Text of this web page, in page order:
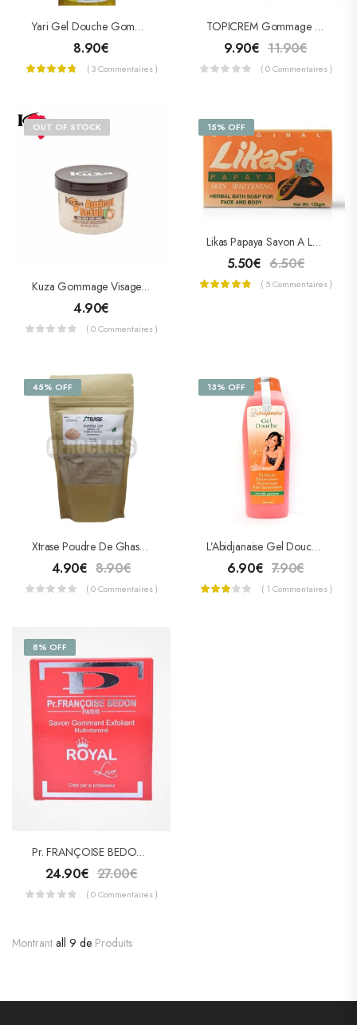
Yari Gel Douche Gommant Exfoliant Gluta / Limon 1000 Ml
8.90€
( 3 Commentaires )
TOPICREM Gommage Douceur 200ml
9.90€ 11.90€
( 0 Commentaires )
OUT OF STOCK
Kuza Gommage Visage & Corps Abricot (Scrub) 227g
4.90€
( 0 Commentaires )
15% OFF
Likas Papaya Savon A La Papaye
5.50€ 6.50€
( 5 Commentaires )
45% OFF
Xtrase Poudre De Ghassoul 100% Pure Et Naturelle 250g
4.90€ 8.90€
( 0 Commentaires )
13% OFF
L’Abidjanaise Gel Douche Avec Billes Gommantes 500ml
6.90€ 7.90€
( 1 Commentaires )
8% OFF
Pr. FRANÇOISE BEDON SAVON Gommant – Exfoliant « ROYAL »
24.90€ 27.00€
( 0 Commentaires )
Montrant all 9 de Produits